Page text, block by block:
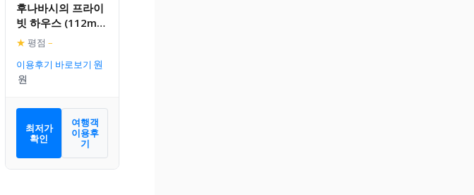
후나바시의 프라이
빗 하우스 (112m²,
침실 4개, 프라이빗
★ 평점 –
이용후기 바로보기
최저가
확인
여행객
이용후
기